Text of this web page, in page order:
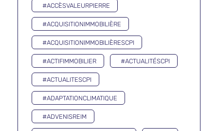
#ACCÈSVALEURPIERRE
#ACQUISITIONIMMOBILIÈRE
#ACQUISITIONIMMOBILIÈRESCPI
#ACTIFIMMOBILIER #ACTUALITÉSCPI
#ACTUALITESCPI
#ADAPTATIONCLIMATIQUE
#ADVENISREIM